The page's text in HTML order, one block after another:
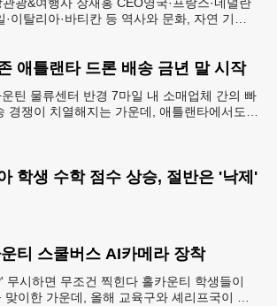
광&여행사 장재홍 CEO영국·프랑스·네덜란
·이탈리아·바티칸 등 역사와 문화, 자연 기
애틀랜타 드론 배송 금년 말 시작
틴 물류센터 반경 7마일 내 소매업체 간의 빠
경쟁이 치열해지는 가운데, 애틀랜타에서도
학생 수학 점수 상승, 절반은 '낙제'
티 스쿨버스 AI카메라 장착
무시하면 무조건 찍힌다 홀카운티 학생들이
맞이한 가운데, 올해 교육구와 셰리프국이 학